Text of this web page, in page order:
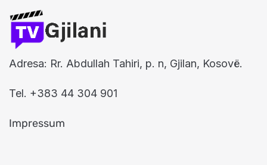
Adresa: Rr. Abdullah Tahiri, p. n, Gjilan, Kosovë.
Tel. +383 44 304 901
Impressum